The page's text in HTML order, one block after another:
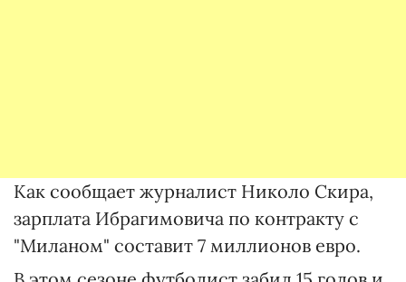
Как сообщает журналист Николо Скира,
зарплата Ибрагимовича по контракту с
"Миланом" составит 7 миллионов евро.